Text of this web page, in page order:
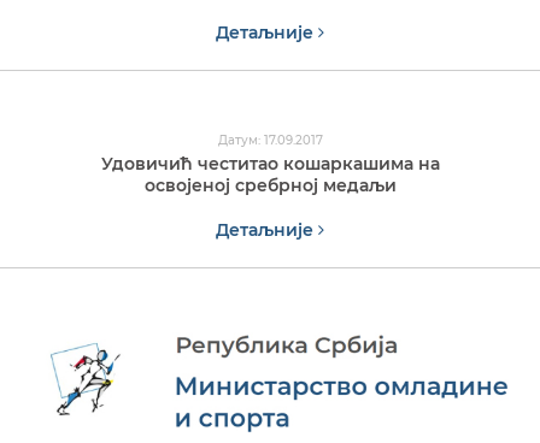
Детаљније
Датум: 17.09.2017
Удовичић честитао кошаркашима на
освојеној сребрној медаљи
Детаљније